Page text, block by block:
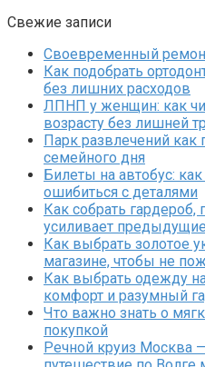
Свежие записи
Своевременный
Как подобрать
без лишних расходов
ЛПНП у женщин: как
возрасту без лишней
Парк развлечений как
семейного дня
Билеты на автобус:
ошибиться с деталями
Как собрать гардероб,
усиливает предыдущие
Как выбрать золотое
магазине, чтобы не
Как выбрать одежду
комфорт и разумный
Что важно знать о
покупкой
Речной круиз Москва